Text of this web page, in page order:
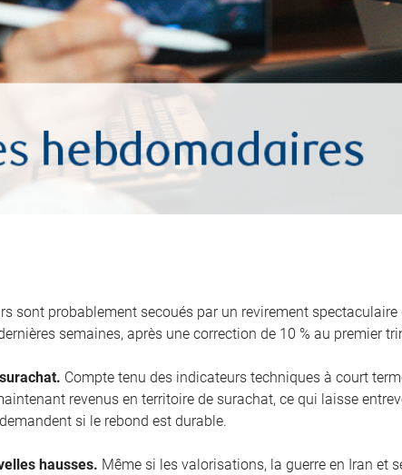
sont probablement secoués par un revirement
semaines, après une correction de 10 % au premier
Compte tenu des indicateurs techniques à court
revenus en territoire de surachat, ce qui laisse
si le rebond est durable.
hausses. Même si les valorisations, la guerre en Iran et